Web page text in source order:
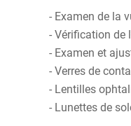
- Examen de la
- Vérification de
- Examen et
- Verres de
- Lentilles
- Lunettes de